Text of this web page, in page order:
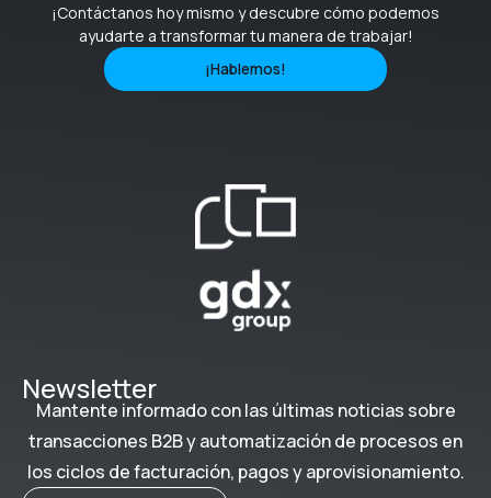
¡Contáctanos hoy mismo y descubre cómo podemos
ayudarte a transformar tu manera de trabajar!
¡Hablemos!
Newsletter
Mantente informado con las últimas noticias sobre
transacciones B2B y automatización de procesos en
los ciclos de facturación, pagos y aprovisionamiento.